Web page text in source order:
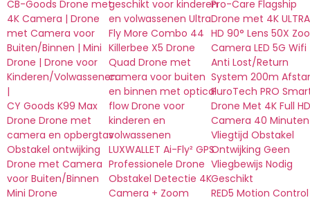
CB-Goods Drone met
4K Camera | Drone
met Camera voor
Buiten/Binnen | Mini
Drone | Drone voor
Kinderen/Volwassenen
|
CY Goods K99 Max
Drone Drone met
camera en opbergtas
Obstakel ontwijking
Drone met Camera
voor Buiten/Binnen
Mini Drone
geschikt voor kinderen
en volwassenen Ultra
Fly More Combo 44
Killerbee X5 Drone
Quad Drone met
camera voor buiten
en binnen met optical
flow Drone voor
kinderen en
volwassenen
LUXWALLET Ai-Fly² GPS
Professionele Drone
Obstakel Detectie 4K
Camera + Zoom
Pro-Care Flagship
Drone met 4K ULTRA
HD 90° Lens 50X
Camera LED 5G Wifi
Anti Lost/Return
System 200m
PuroTech PRO
Drone Met 4K Full HD
Camera 40 Minuten
Vliegtijd Obstakel
Ontwijking Geen
Vliegbewijs Nodig
Geschikt
RED5 Motion Control